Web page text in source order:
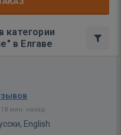
категории
в Елгаве
мин. назад
English